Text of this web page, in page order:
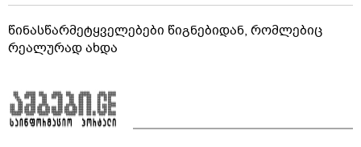
წინასწარმეტყველებები წიგნებიდან, რომლებიც
რეალურად ახდა